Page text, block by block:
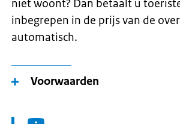
niet woont? Dan betaalt u
inbegrepen in de prijs van de
automatisch.
Voorwaarden